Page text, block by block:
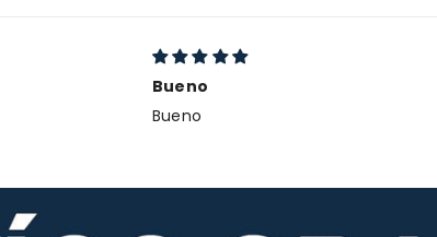
Bueno
Bueno